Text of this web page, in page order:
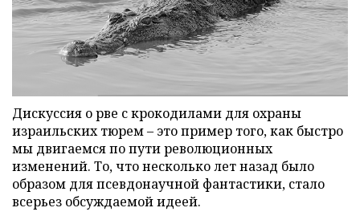
Дискуссия о рве с крокодилами для охраны
израильских тюрем – это пример того, как быстро
мы двигаемся по пути революционных
изменений. То, что несколько лет назад было
образом для псевдонаучной фантастики, стало
всерьез обсуждаемой идеей.